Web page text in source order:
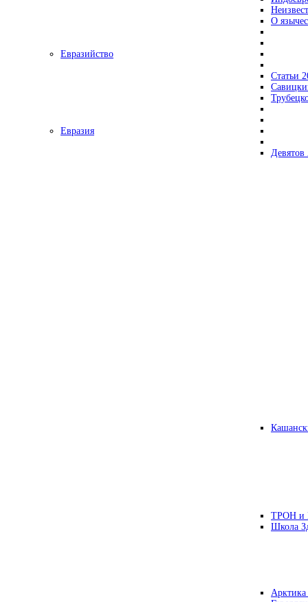
О
Евразийство
Статьи
Евразия
ТРОН и
Школа